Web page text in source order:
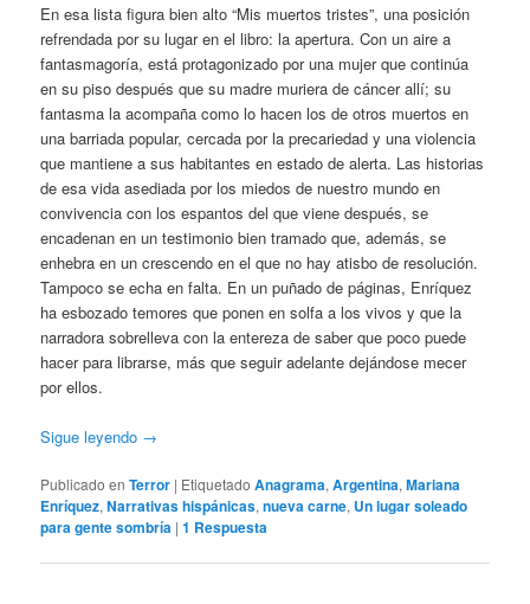
En esa lista figura bien alto “Mis muertos tristes”, una posición
refrendada por su lugar en el libro: la apertura. Con un aire a
fantasmagoría, está protagonizado por una mujer que continúa
en su piso después que su madre muriera de cáncer allí; su
fantasma la acompaña como lo hacen los de otros muertos en
una barriada popular, cercada por la precariedad y una violencia
que mantiene a sus habitantes en estado de alerta. Las historias
de esa vida asediada por los miedos de nuestro mundo en
convivencia con los espantos del que viene después, se
encadenan en un testimonio bien tramado que, además, se
enhebra en un crescendo en el que no hay atisbo de resolución.
Tampoco se echa en falta. En un puñado de páginas, Enríquez
ha esbozado temores que ponen en solfa a los vivos y que la
narradora sobrelleva con la entereza de saber que poco puede
hacer para librarse, más que seguir adelante dejándose mecer
por ellos.
Sigue leyendo →
Publicado en Terror | Etiquetado Anagrama,Argentina,Mariana
Enríquez,Narrativas hispánicas,nueva carne, Un lugar soleado
para gente sombría |1 Respuesta